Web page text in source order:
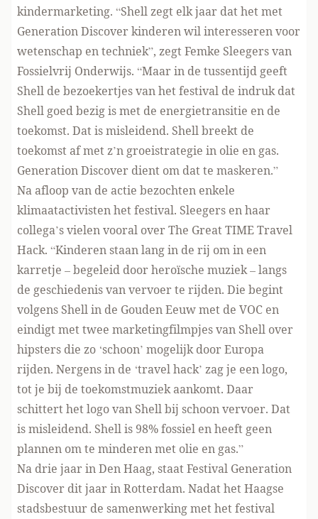
kindermarketing. “Shell zegt elk jaar dat het met
Generation Discover kinderen wil interesseren voor
wetenschap en techniek”, zegt Femke Sleegers van
Fossielvrij Onderwijs. “Maar in de tussentijd geeft
Shell de bezoekertjes van het festival de indruk dat
Shell goed bezig is met de energietransitie en de
toekomst. Dat is misleidend. Shell breekt de
toekomst af met z’n groeistrategie in olie en gas.
Generation Discover dient om dat te maskeren.”
Na afloop van de actie bezochten enkele
klimaatactivisten het festival. Sleegers en haar
collega’s vielen vooral over The Great TIME Travel
Hack. “Kinderen staan lang in de rij om in een
karretje – begeleid door heroïsche muziek – langs
de geschiedenis van vervoer te rijden. Die begint
volgens Shell in de Gouden Eeuw met de VOC en
eindigt met twee marketingfilmpjes van Shell over
hipsters die zo ‘schoon’ mogelijk door Europa
rijden. Nergens in de ‘travel hack’ zag je een logo,
tot je bij de toekomstmuziek aankomt. Daar
schittert het logo van Shell bij schoon vervoer. Dat
is misleidend. Shell is 98% fossiel en heeft geen
plannen om te minderen met olie en gas.”
Na drie jaar in Den Haag, staat Festival Generation
Discover dit jaar in Rotterdam. Nadat het Haagse
stadsbestuur de samenwerking met het festival